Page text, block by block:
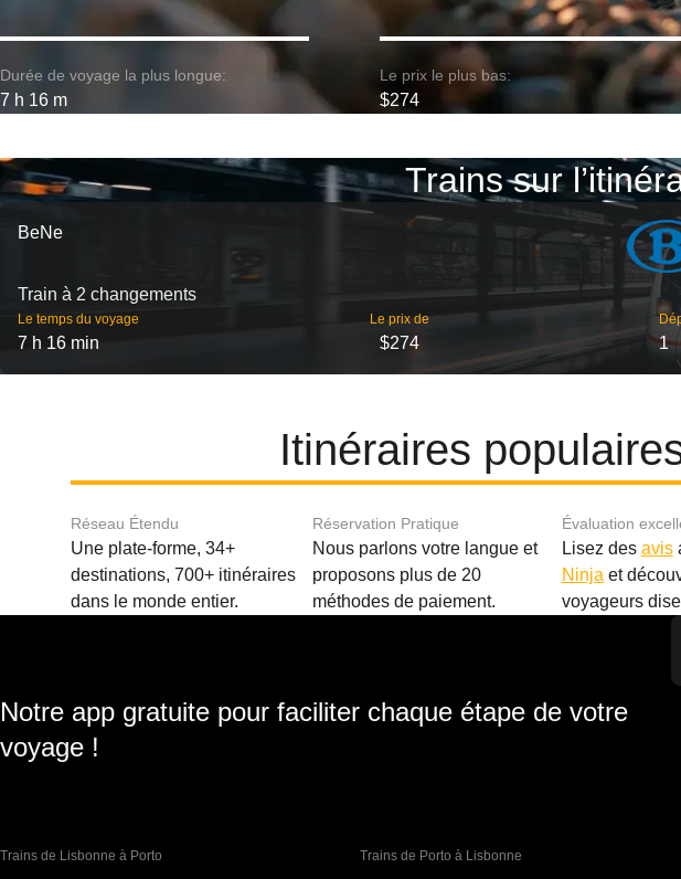
Durée de voyage la plus longue:
7 h 16 m
Le prix le plus bas:
$274
Trains sur
BeNe
Train à 2 changements
Le temps du voyage
7 h 16 min
Le prix de
$274 1
Itinéraires
Réseau Étendu
Une plate-forme, 34+
destinations, 700+ itinéraires
dans le monde entier.
Réservation Pratique
Nous parlons votre langue et
proposons plus de 20
méthodes de paiement.
Évaluation
Lisez des avis
Ninja et
voyageurs
Notre app gratuite pour faciliter chaque étape de votre
voyage !
Trains de Lisbonne à Porto Trains de Porto à Lisbonne